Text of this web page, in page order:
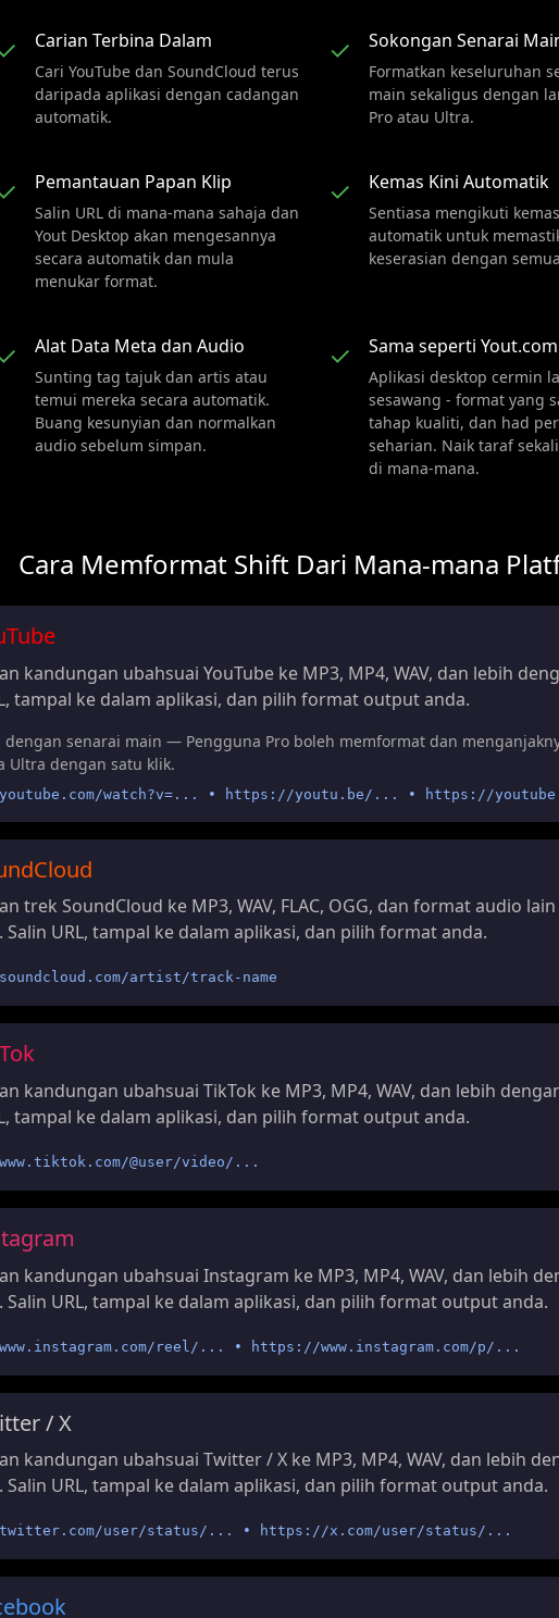
Carian Terbina Dalam
Cari YouTube dan SoundCloud terus
daripada aplikasi dengan cadangan
automatik.
✓ Sokongan Senarai
Formatkan keseluruhan
main sekaligus dengan
Pro atau Ultra.
Pemantauan Papan Klip
Salin URL di mana-mana sahaja dan
Yout Desktop akan mengesannya
secara automatik dan mula
menukar format.
✓ Kemas Kini Automatik
Sentiasa mengikuti
automatik untuk
keserasian dengan
Alat Data Meta dan Audio
Sunting tag tajuk dan artis atau
temui mereka secara automatik.
Buang kesunyian dan normalkan
audio sebelum simpan.
✓ Sama seperti Yout.com
Aplikasi desktop cermin
sesawang - format yang
tahap kualiti, dan had
seharian. Naik taraf
di mana-mana.
Cara Memformat Shift Dari Mana-mana
kandungan ubahsuai YouTube ke MP3, MP4, WAV, dan lebih
tampal ke dalam aplikasi, dan pilih format output anda.
dengan senarai main — Pengguna Pro boleh memformat dan
Ultra dengan satu klik.
watch?v=... • https://youtu.be/... • https://
trek SoundCloud ke MP3, WAV, FLAC, OGG, dan format audio
Salin URL, tampal ke dalam aplikasi, dan pilih format anda.
artist/track-name
kandungan ubahsuai TikTok ke MP3, MP4, WAV, dan lebih
tampal ke dalam aplikasi, dan pilih format output anda.
@user/video/...
kandungan ubahsuai Instagram ke MP3, MP4, WAV, dan lebih
Salin URL, tampal ke dalam aplikasi, dan pilih format output anda.
reel/... • https://www.instagram.com/p/...
/ X
kandungan ubahsuai Twitter / X ke MP3, MP4, WAV, dan lebih
Salin URL, tampal ke dalam aplikasi, dan pilih format output anda.
user/status/... • https://x.com/user/status/...